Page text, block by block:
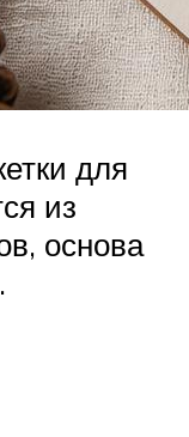
для
из
основа